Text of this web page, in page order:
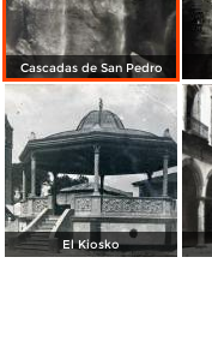
Cascadas de San Pedro
El Kiosko